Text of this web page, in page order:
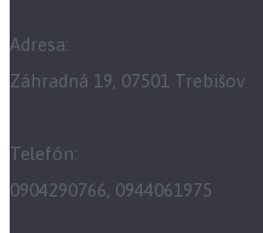
Adresa:
Záhradná 19, 07501 Trebišov
Telefón:
0904290766, 0944061975